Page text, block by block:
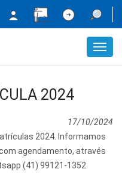
2024
17/10/2024
2024. Informamos
agendamento, através
(41) 99121-1352.